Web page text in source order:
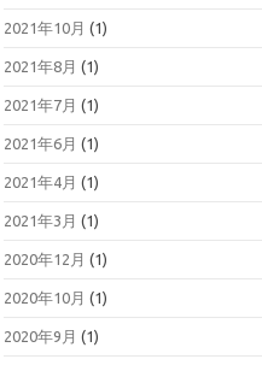
2021年10月 (1)
2021年8月 (1)
2021年7月 (1)
2021年6月 (1)
2021年4月 (1)
2021年3月 (1)
2020年12月 (1)
2020年10月 (1)
2020年9月 (1)